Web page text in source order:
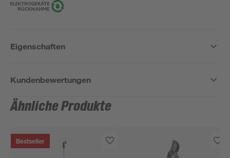
Eigenschaften
Kundenbewertungen
Ähnliche Produkte
Bestseller